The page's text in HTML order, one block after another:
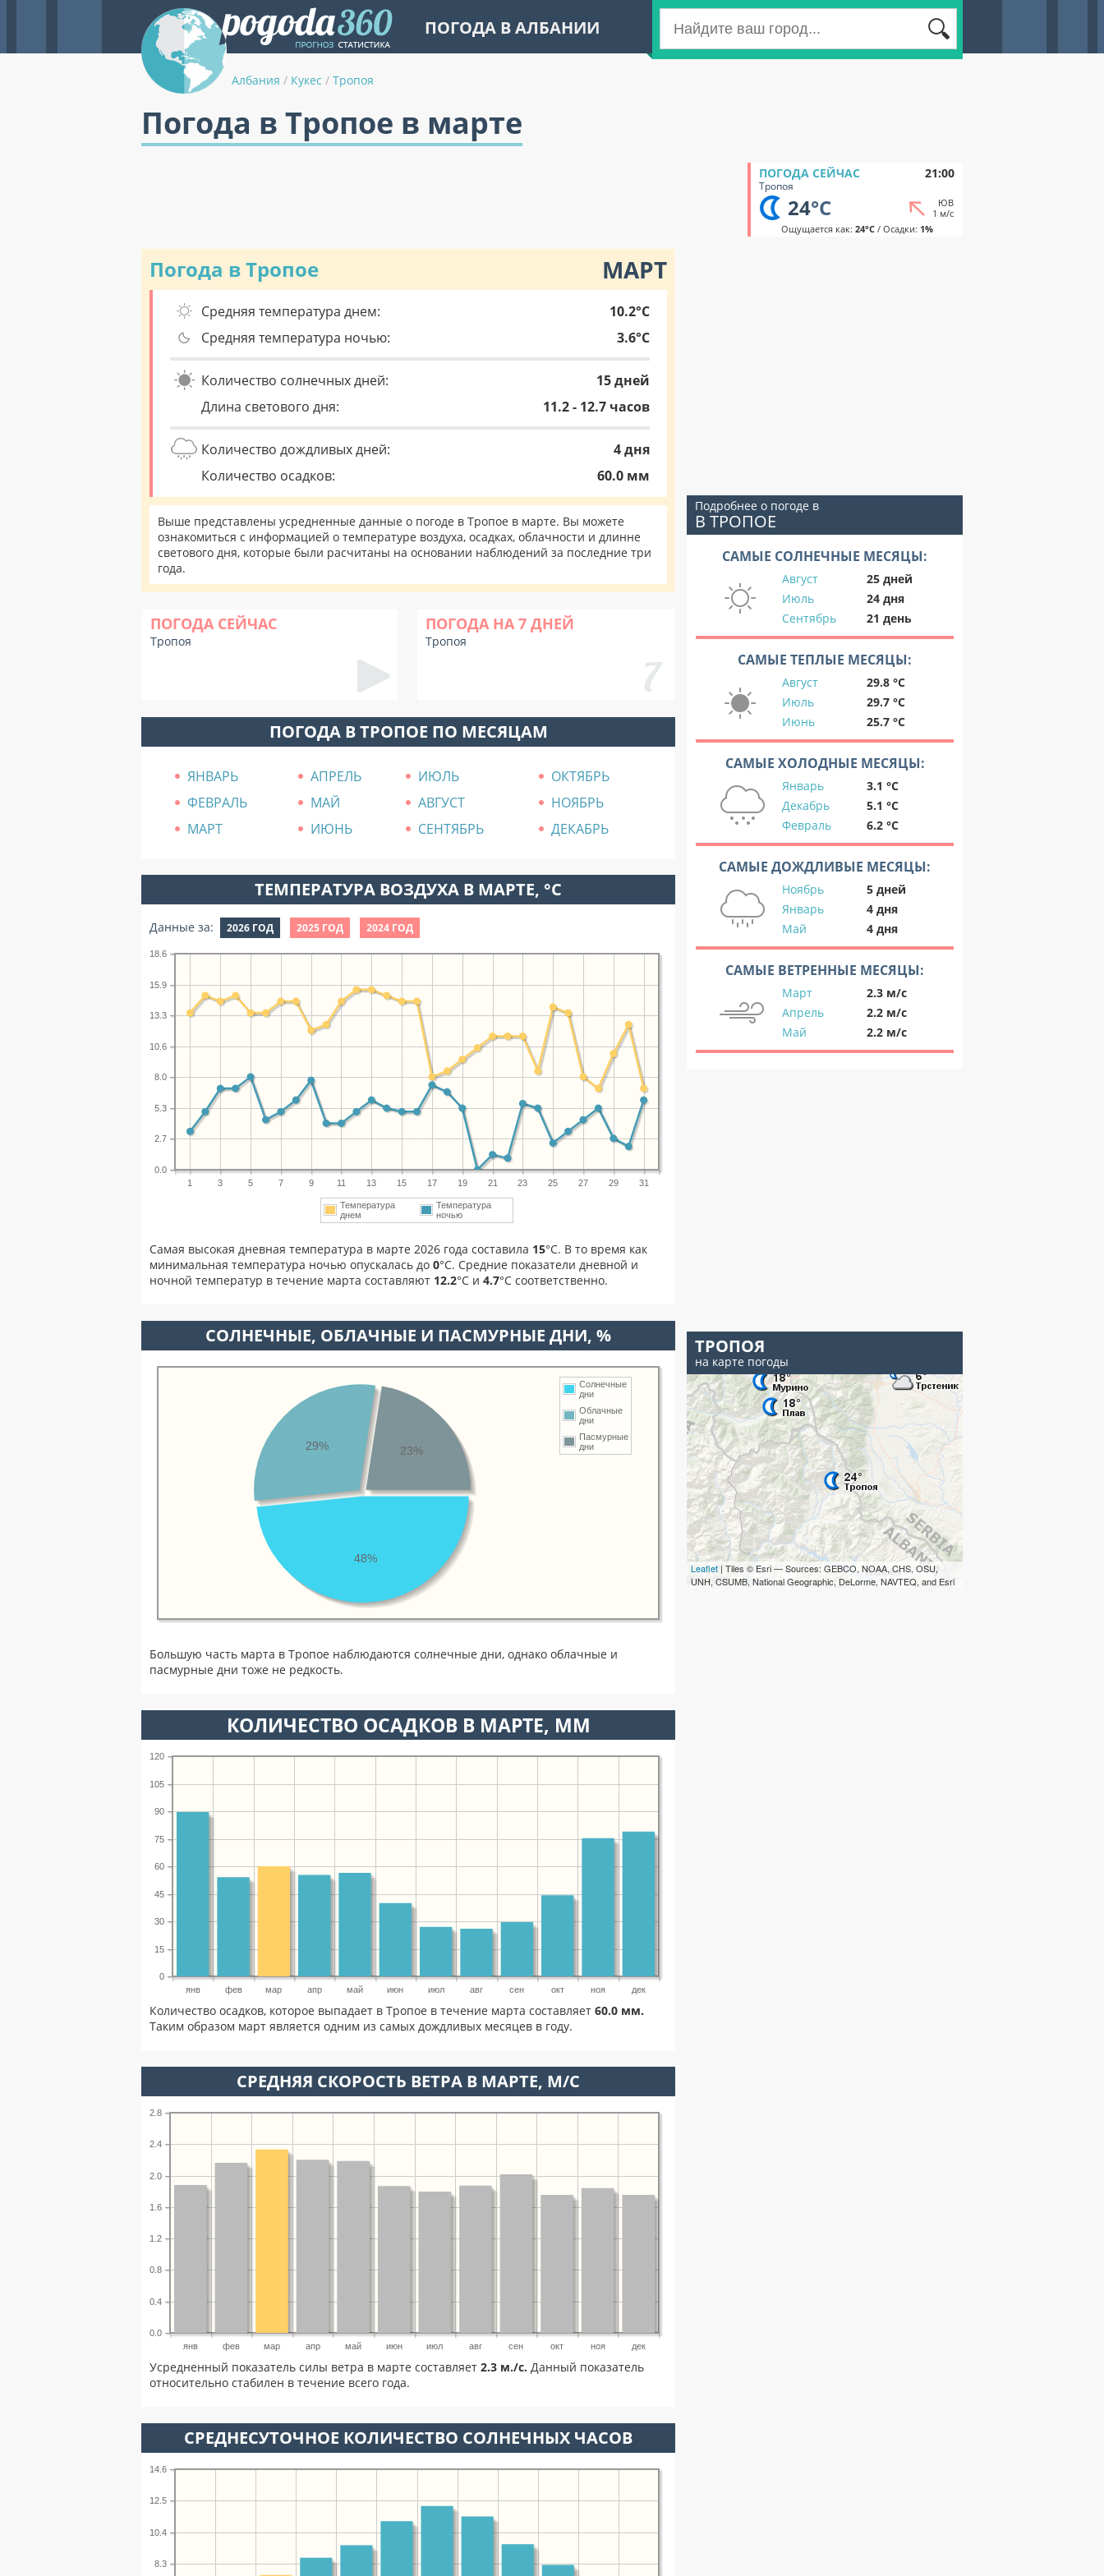
ПОГОДА В АЛБАНИИ
Албания / Кукес / Тропоя
Погода в Тропое в марте
ПОГОДА СЕЙЧАС 21:00
Тропоя
24°C
ЮВ
1 м/с
Ощущается как: 24°C/ Осадки: 1%
Погода в Тропое МАРТ
Средняя температура днем:
10.2°C
Средняя температура ночью:
3.6°C
Количество солнечных дней:
15 дней
Длина светового дня:
11.2 - 12.7 часов
Количество дождливых дней:
4 дня
Количество осадков:
60.0 мм
Выше представлены усредненные данные о погоде в Тропое в марте. Вы можете
ознакомиться с информацией о температуре воздуха, осадках, облачности и длинне
светового дня, которые были расчитаны на основании наблюдений за последние три
года.
ПОГОДА СЕЙЧАС
Тропоя
ПОГОДА НА 7 ДНЕЙ
Тропоя
ПОГОДА В ТРОПОЕ ПО МЕСЯЦАМ
ЯНВАРЬ АПРЕЛЬ ИЮЛЬ
ОКТЯБРЬ
ФЕВРАЛЬ
МАЙ АВГУСТ
НОЯБРЬ
МАРТ
ИЮНЬ СЕНТЯБРЬ ДЕКАБРЬ
ТЕМПЕРАТУРА ВОЗДУХА В МАРТЕ, °C
Данные за: 2026 ГОД 2025 ГОД 2024 ГОД
1 3 5 7 9 11 13 15 17 19 21 23 25 27 29 31
0.0
2.7
5.3
8.0
10.6
13.3
15.9
18.6
Температура
днем
Температура
ночью
Самая высокая дневная температура в марте 2026 года составила 15°С. В то время как
минимальная температура ночью опускалась до 0°C. Средние показатели дневной и
ночной температур в течение марта составляют 12.2°С и 4.7°С соответственно.
CОЛНЕЧНЫЕ, ОБЛАЧНЫЕ И ПАСМУРНЫЕ ДНИ, %
Солнечные
дни
Облачные
дни
Пасмурные
дни
48%
29% 23%
Большую часть марта в Тропое наблюдаются солнечные дни, однако облачные и
пасмурные дни тоже не редкость.
КОЛИЧЕСТВО ОСАДКОВ В МАРТЕ, ММ
янв фев мар апр май июн июл авг сен окт ноя дек
0
15
30
45
60
75
90
105
120
Количество осадков, которое выпадает в Тропое в течение марта составляет 60.0 мм.
Таким образом март является одним из самых дождливых месяцев в году.
СРЕДНЯЯ СКОРОСТЬ ВЕТРА В МАРТЕ, М/С
янв фев мар апр май июн июл авг сен окт ноя дек
0.0
0.4
0.8
1.2
1.6
2.0
2.4
2.8
Усредненный показатель силы ветра в марте составляет 2.3 м./с. Данный показатель
относительно стабилен в течение всего года.
СРЕДНЕСУТОЧНОЕ КОЛИЧЕСТВО СОЛНЕЧНЫХ ЧАСОВ
8.3
10.4
12.5
14.6
Подробнее о погоде в
В ТРОПОЕ
САМЫЕ СОЛНЕЧНЫЕ МЕСЯЦЫ:
Август
25 дней
Июль
24 дня
Сентябрь
21 день
САМЫЕ ТЕПЛЫЕ МЕСЯЦЫ:
Август
29.8 °C
Июль
29.7 °C
Июнь
25.7 °C
САМЫЕ ХОЛОДНЫЕ МЕСЯЦЫ:
Январь
3.1 °C
Декабрь
5.1 °C
Февраль
6.2 °C
САМЫЕ ДОЖДЛИВЫЕ МЕСЯЦЫ:
Ноябрь
5 дней
Январь
4 дня
Май
4 дня
САМЫЕ ВЕТРЕННЫЕ МЕСЯЦЫ:
Март
2.3 м/с
Апрель
2.2 м/с
Май
2.2 м/с
ТРОПОЯ
на карте погоды
Leaflet | Tiles © Esri — Sources: GEBCO, NOAA, CHS, OSU,
UNH, CSUMB, National Geographic, DeLorme, NAVTEQ, and Esri